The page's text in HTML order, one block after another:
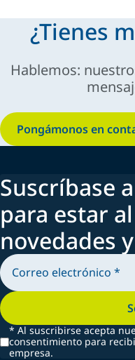
¿Tienes
Hablemos:
Pongámonos en
Suscríbase
para estar
novedades
* Al suscribirse acepta
consentimiento para
empresa.